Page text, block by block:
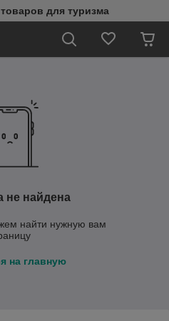
для туризма
не найдена
найти нужную вам
на главную